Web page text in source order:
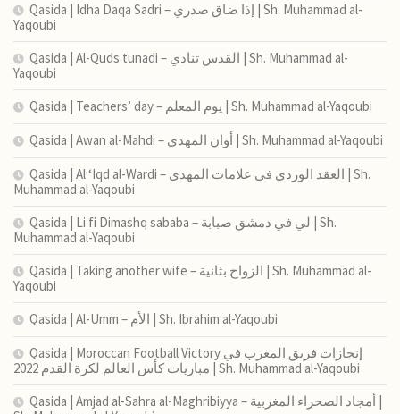
Qasida | Idha Daqa Sadri – إذا ضاق صدري | Sh. Muhammad al-
Yaqoubi
Qasida | Al-Quds tunadi – القدس تنادي | Sh. Muhammad al-
Yaqoubi
Qasida | Teachers’ day – يوم المعلم | Sh. Muhammad al-Yaqoubi
Qasida | Awan al-Mahdi – أوان المهدي | Sh. Muhammad al-Yaqoubi
Qasida | Al ‘Iqd al-Wardi – العقد الوردي في علامات المهدي | Sh.
Muhammad al-Yaqoubi
Qasida | Li fi Dimashq sababa – لي في دمشق صبابة | Sh.
Muhammad al-Yaqoubi
Qasida | Taking another wife – الزواج بثانية | Sh. Muhammad al-
Yaqoubi
Qasida | Al-Umm – الأم | Sh. Ibrahim al-Yaqoubi
Qasida | Moroccan Football Victory إنجازات فريق المغرب في
مباريات كأس العالم لكرة القدم 2022 | Sh. Muhammad al-Yaqoubi
Qasida | Amjad al-Sahra al-Maghribiyya – أمجاد الصحراء المغربية |